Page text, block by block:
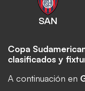
SAN
Copa
clasificados y
A continuación en